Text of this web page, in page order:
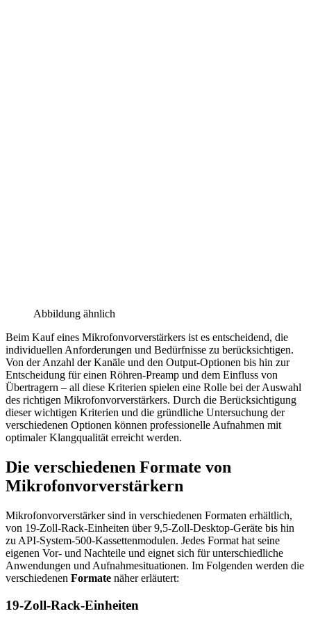
Abbildung ähnlich
Beim Kauf eines Mikrofonvorverstärkers ist es entscheidend, die
individuellen Anforderungen und Bedürfnisse zu berücksichtigen.
Von der Anzahl der Kanäle und den Output-Optionen bis hin zur
Entscheidung für einen Röhren-Preamp und dem Einfluss von
Übertragern – all diese Kriterien spielen eine Rolle bei der Auswahl
des richtigen Mikrofonvorverstärkers. Durch die Berücksichtigung
dieser wichtigen Kriterien und die gründliche Untersuchung der
verschiedenen Optionen können professionelle Aufnahmen mit
optimaler Klangqualität erreicht werden.
Die verschiedenen Formate von
Mikrofonvorverstärkern
Mikrofonvorverstärker sind in verschiedenen Formaten erhältlich,
von 19-Zoll-Rack-Einheiten über 9,5-Zoll-Desktop-Geräte bis hin
zu API-System-500-Kassettenmodulen. Jedes Format hat seine
eigenen Vor- und Nachteile und eignet sich für unterschiedliche
Anwendungen und Aufnahmesituationen. Im Folgenden werden die
verschiedenen Formate näher erläutert:
19-Zoll-Rack-Einheiten